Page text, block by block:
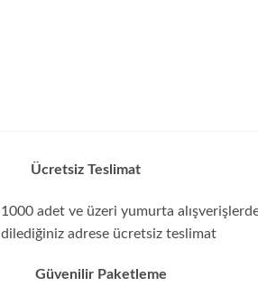
Ücretsiz Teslimat
1000 adet ve üzeri yumurta
dilediğiniz adrese ücretsiz teslimat
Güvenilir Paketleme